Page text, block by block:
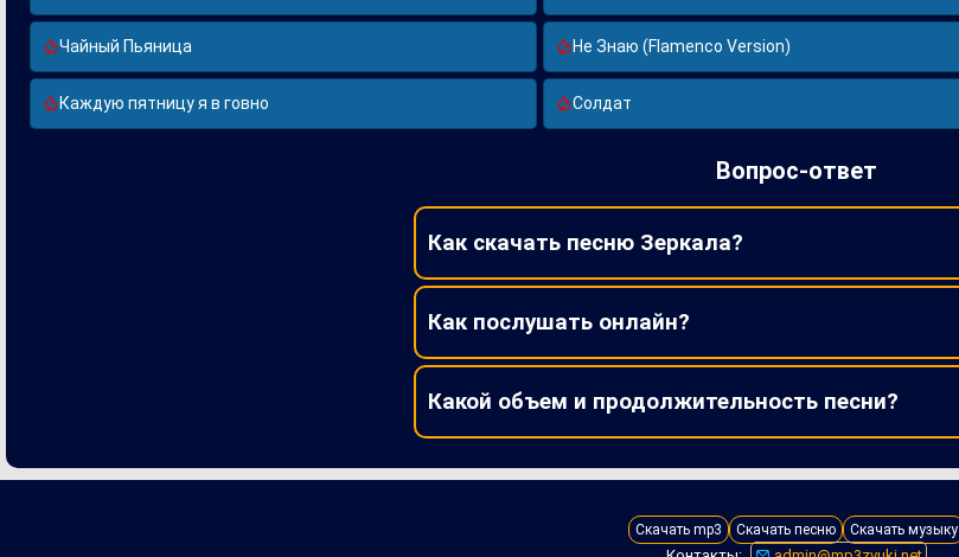
Чайный Пьяница Не Знаю (Flamenco Version)
Каждую пятницу я в говно Солдат
Вопрос-ответ
Как скачать песню Зеркала?
Как послушать онлайн?
Какой объем и продолжительность песни?
Скачать mp3 Скачать песню Скачать музыку